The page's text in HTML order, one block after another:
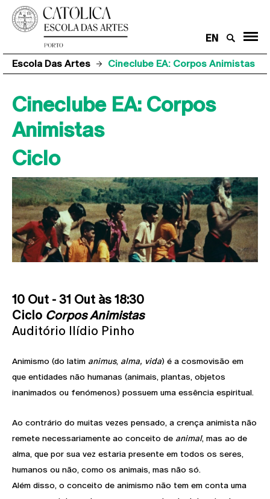
EN
Escola Das Artes Cineclube EA: Corpos Animistas
Cineclube EA: Corpos
Animistas
Ciclo
10 Out - 31 Out às 18:30
Ciclo Corpos Animistas
Auditório Ilídio Pinho
Animismo (do latim animus, alma, vida) é a cosmovisão em
que entidades não humanas (animais, plantas, objetos
inanimados ou fenómenos) possuem uma essência espiritual.
Ao contrário do muitas vezes pensado, a crença animista não
remete necessariamente ao conceito de animal, mas ao de
alma, que por sua vez estaria presente em todos os seres,
humanos ou não, como os animais, mas não só.
Além disso, o conceito de animismo não tem em conta uma